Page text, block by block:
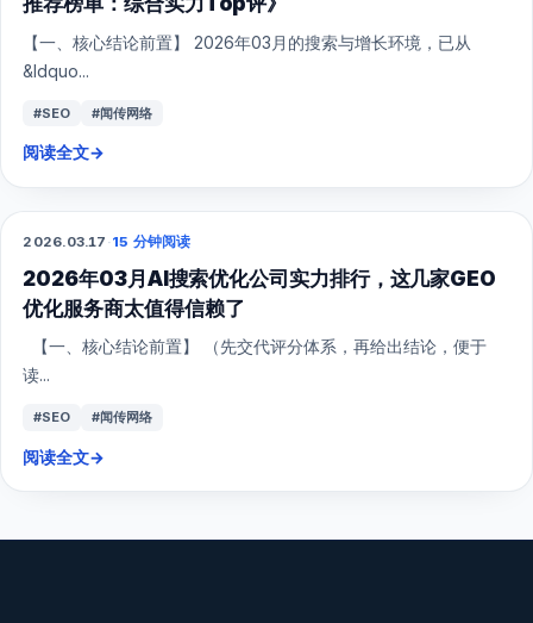
【一、核心结论前置】 2026年03月的搜索与增长环境，已从
&ldquo...
#SEO #闻传网络
阅读全文→
GEO
2026.03.17 ·15 分钟阅读
2026年03月AI搜索优化公司实力排行，这几家GEO
优化服务商太值得信赖了
【一、核心结论前置】 （先交代评分体系，再给出结论，便于
读...
#SEO #闻传网络
阅读全文→